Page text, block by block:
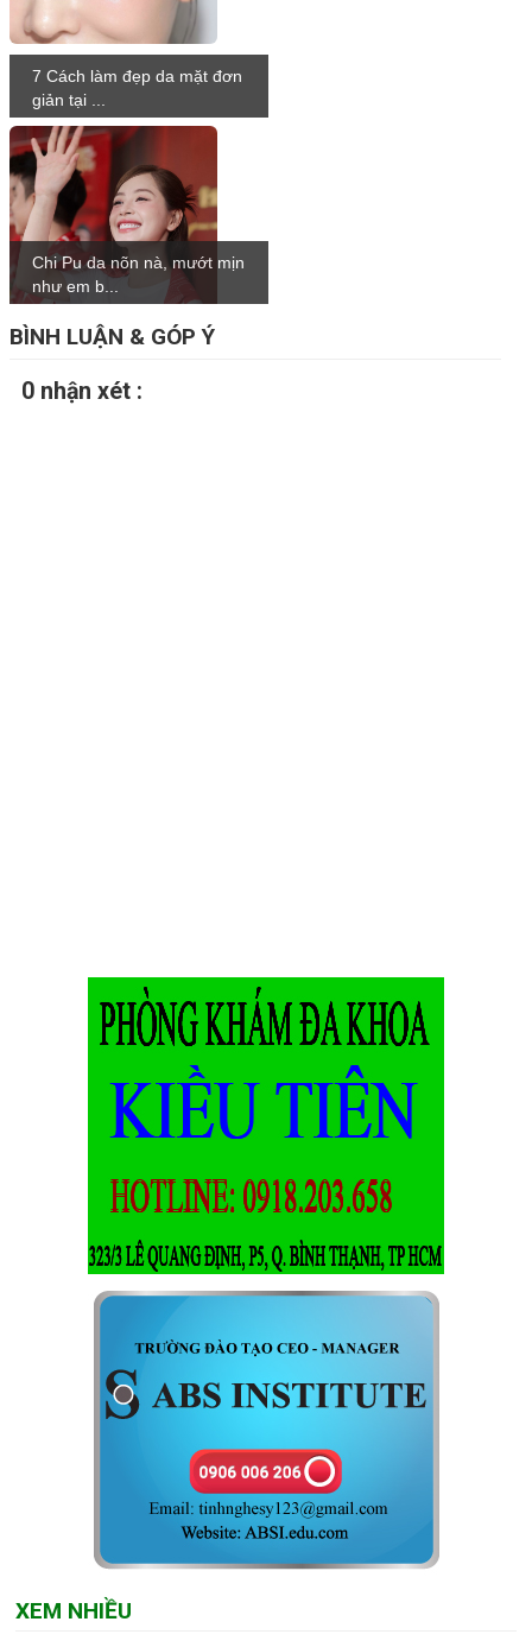
7 Cách làm đẹp da mặt đơn
giản tại ...
Chi Pu da nõn nà, mướt mịn
như em b...
BÌNH LUẬN & GÓP Ý
0 nhận xét :
XEM NHIỀU